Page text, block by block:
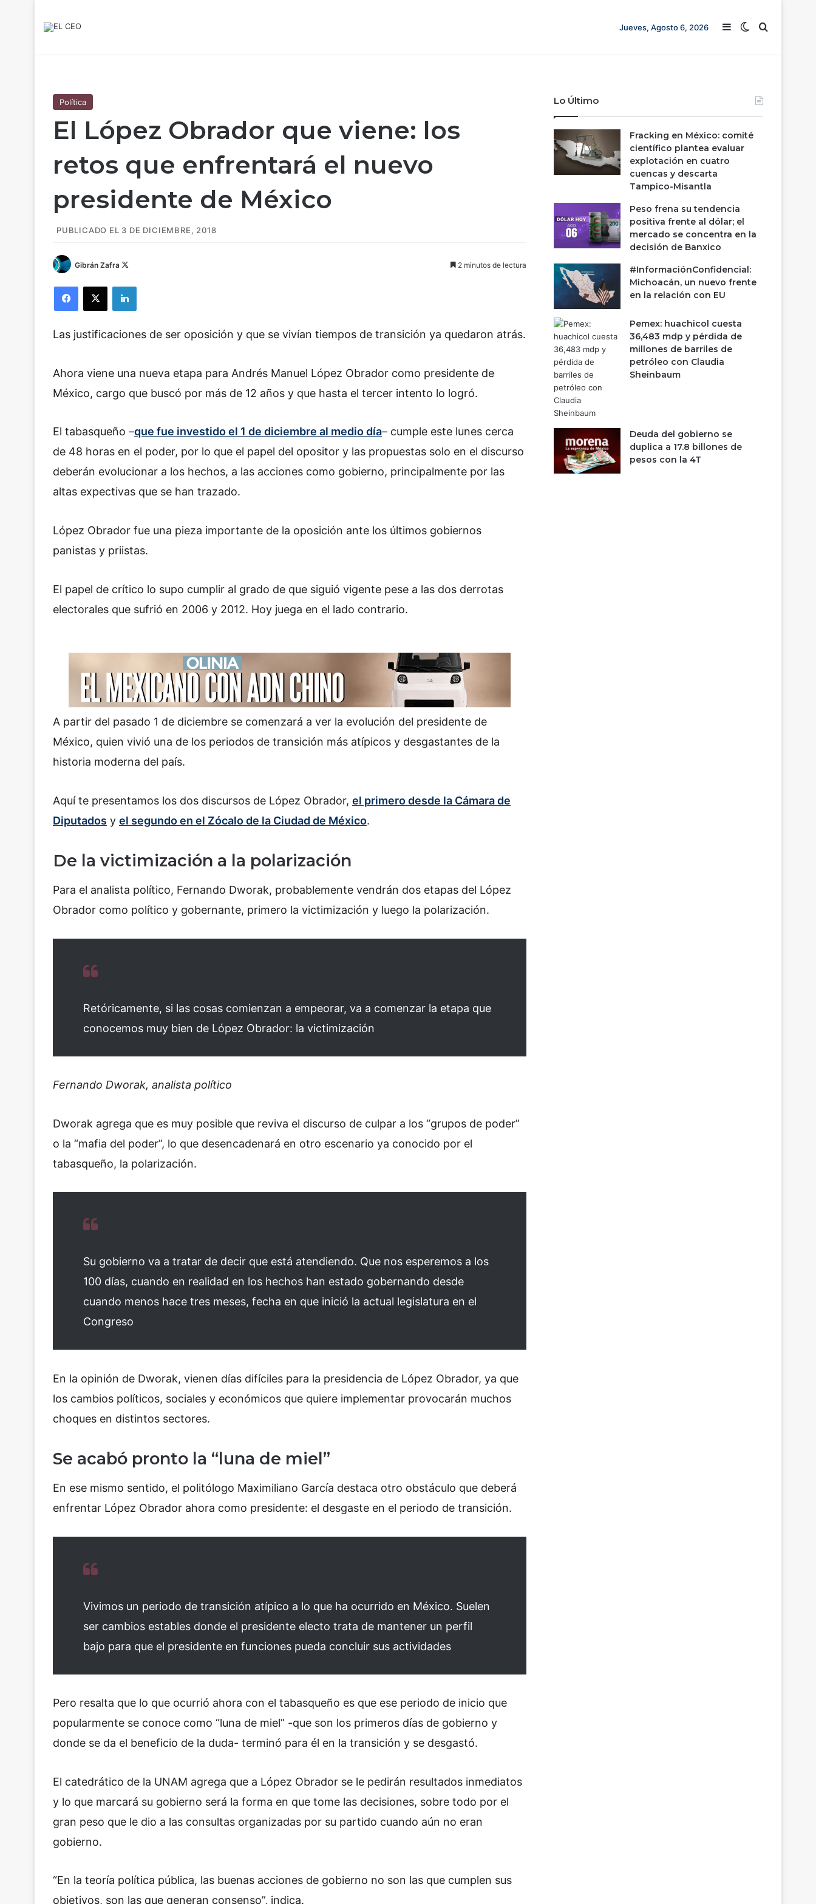
Jueves, Agosto 6, 2026 Barra lateral
Switch skin
Buscar
Política
El López Obrador que viene: los
retos que enfrentará el nuevo
presidente de México
PUBLICADO EL 3 DE DICIEMBRE, 2018
Gibrán Zafra
l
w
2 minutos de lectura
Las justificaciones de ser oposición y que se vivían tiempos de transición ya quedaron atrás.
Ahora viene una nueva etapa para Andrés Manuel López Obrador como presidente de
México, cargo que buscó por más de 12 años y que hasta el tercer intento lo logró.
El tabasqueño –que fue investido el 1 de diciembre al medio día– cumple este lunes cerca
de 48 horas en el poder, por lo que el papel del opositor y las propuestas solo en el discurso
deberán evolucionar a los hechos, a las acciones como gobierno, principalmente por las
altas expectivas que se han trazado.
López Obrador fue una pieza importante de la oposición ante los últimos gobiernos
panistas y priistas.
El papel de crítico lo supo cumplir al grado de que siguió vigente pese a las dos derrotas
electorales que sufrió en 2006 y 2012. Hoy juega en el lado contrario.
A partir del pasado 1 de diciembre se comenzará a ver la evolución del presidente de
México, quien vivió una de los periodos de transición más atípicos y desgastantes de la
historia moderna del país.
Aquí te presentamos los dos discursos de López Obrador, el primero desde la Cámara de
Diputados y el segundo en el Zócalo de la Ciudad de México.
De la victimización a la polarización
Para el analista político, Fernando Dworak, probablemente vendrán dos etapas del López
Obrador como político y gobernante, primero la victimización y luego la polarización.
Retóricamente, si las cosas comienzan a empeorar, va a comenzar la etapa que
conocemos muy bien de López Obrador: la victimización
Fernando Dworak, analista político
Dworak agrega que es muy posible que reviva el discurso de culpar a los “grupos de poder”
o la “mafia del poder”, lo que desencadenará en otro escenario ya conocido por el
tabasqueño, la polarización.
Su gobierno va a tratar de decir que está atendiendo. Que nos esperemos a los
100 días, cuando en realidad en los hechos han estado gobernando desde
cuando menos hace tres meses, fecha en que inició la actual legislatura en el
Congreso
En la opinión de Dworak, vienen días difíciles para la presidencia de López Obrador, ya que
los cambios políticos, sociales y económicos que quiere implementar provocarán muchos
choques en distintos sectores.
Se acabó pronto la “luna de miel”
En ese mismo sentido, el politólogo Maximiliano García destaca otro obstáculo que deberá
enfrentar López Obrador ahora como presidente: el desgaste en el periodo de transición.
Vivimos un periodo de transición atípico a lo que ha ocurrido en México. Suelen
ser cambios estables donde el presidente electo trata de mantener un perfil
bajo para que el presidente en funciones pueda concluir sus actividades
Pero resalta que lo que ocurrió ahora con el tabasqueño es que ese periodo de inicio que
popularmente se conoce como “luna de miel” -que son los primeros días de gobierno y
donde se da el beneficio de la duda- terminó para él en la transición y se desgastó.
El catedrático de la UNAM agrega que a López Obrador se le pedirán resultados inmediatos
y lo que marcará su gobierno será la forma en que tome las decisiones, sobre todo por el
gran peso que le dio a las consultas organizadas por su partido cuando aún no eran
gobierno.
“En la teoría política pública, las buenas acciones de gobierno no son las que cumplen sus
objetivos, son las que generan consenso”, indica.
Lo Último
Fracking en México: comité
científico plantea evaluar
explotación en cuatro
cuencas y descarta
Tampico-Misantla
Peso frena su tendencia
positiva frente al dólar; el
mercado se concentra en la
decisión de Banxico
#InformaciónConfidencial:
Michoacán, un nuevo frente
en la relación con EU
Pemex: huachicol cuesta
36,483 mdp y pérdida de
millones de barriles de
petróleo con Claudia
Sheinbaum
Deuda del gobierno se
duplica a 17.8 billones de
pesos con la 4T